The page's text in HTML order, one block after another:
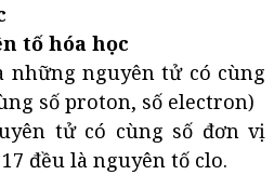
tố hóa học
những nguyên tử có cùng
số proton, số electron)
tử có cùng số đơn vị
đều là nguyên tố clo.